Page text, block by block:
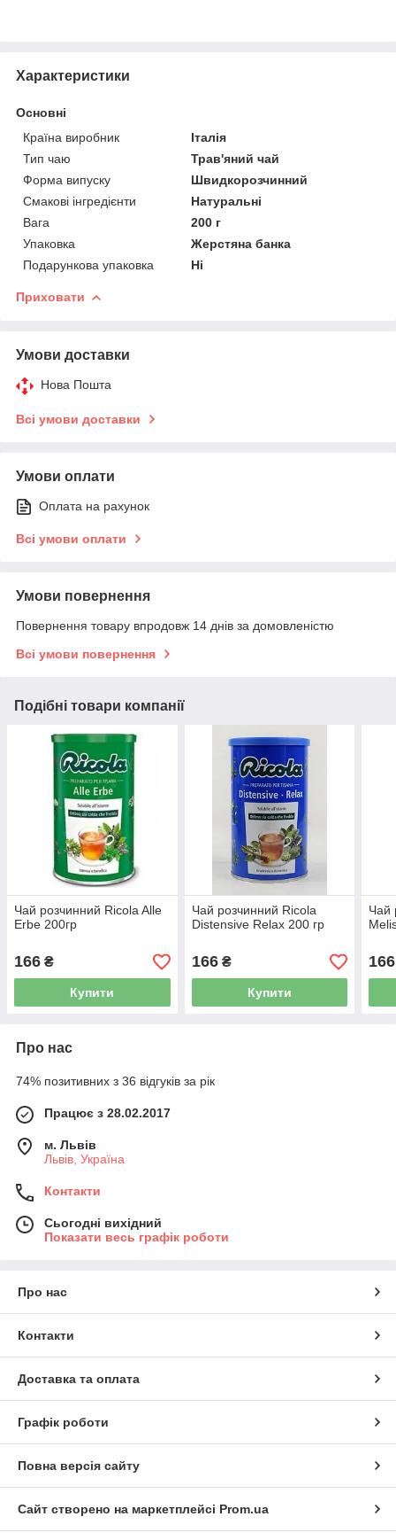
Характеристики
Основні
Країна виробник
Італія
Тип чаю
Трав'яний чай
Форма випуску
Швидкорозчинний
Смакові інгредієнти
Натуральні
Вага
200 г
Упаковка
Жерстяна банка
Подарункова упаковка
Ні
Приховати
Умови доставки
Нова Пошта
Всі умови доставки
Умови оплати
Оплата на рахунок
Всі умови оплати
Умови повернення
Повернення товару впродовж 14 днів за домовленістю
Всі умови повернення
Подібні товари компанії
Чай розчинний Ricola Alle
Erbe 200гр
166 ₴
Купити
Чай розчинний Ricola
Distensive Relax 200 гр
166₴
Купити
Чай
166
Про нас
74% позитивних з 36 відгуків за рік
Працює з 28.02.2017
м. Львів
Львів, Україна
Контакти
Сьогодні вихідний
Показати весь графік роботи
Про нас
Контакти
Доставка та оплата
Графік роботи
Повна версія сайту
Сайт створено на маркетплейсі Prom.ua